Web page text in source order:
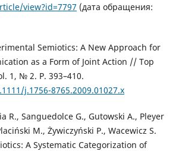
view?id=7797 (дата обращения:
Semiotics: A New Approach for
as a Form of Joint Action // Top
1, № 2. Р. 393–410.
j.1756-8765.2009.01027.x
R., Sanguedolce G., Gutowski A., Pleyer
M., Żywiczyński P., Wacewicz S.
A Systematic Categorization of